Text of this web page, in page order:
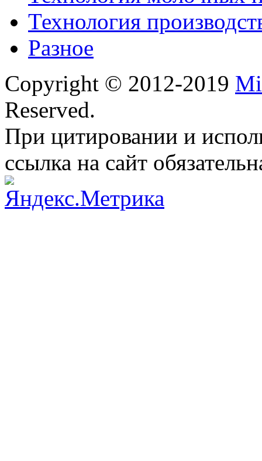
Технология
Разное
Copyright © 2012-2019
Reserved.
При цитировании и
ссылка на сайт